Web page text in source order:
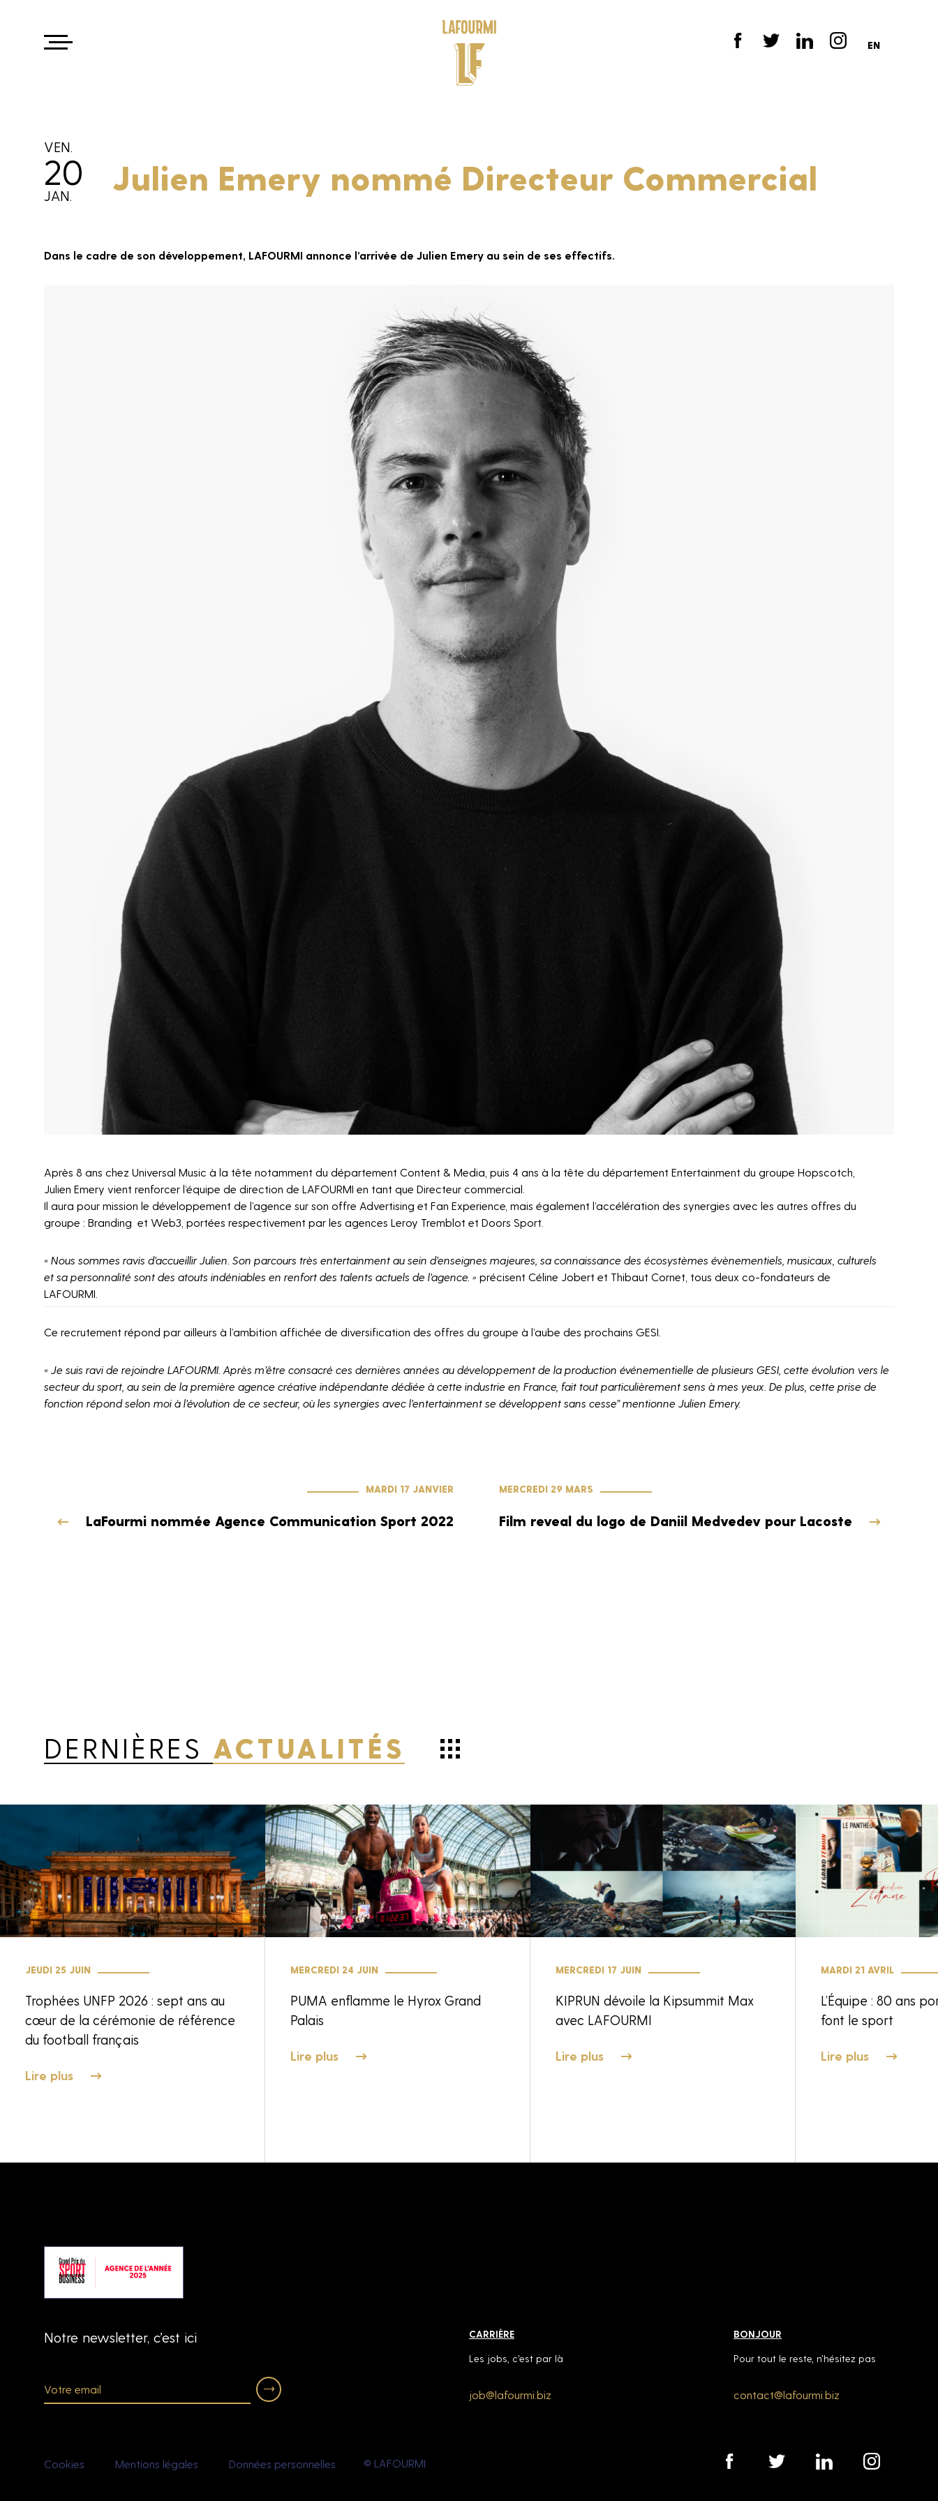
EN
VEN.
20
JAN. Julien Emery nommé Directeur Commercial
Dans le cadre de son développement, LAFOURMI annonce l’arrivée de Julien Emery au sein de ses effectifs.
Après 8 ans chez Universal Music à la tête notamment du département Content & Media, puis 4 ans à la tête du département Entertainment du groupe Hopscotch,
Julien Emery vient renforcer l’équipe de direction de LAFOURMI en tant que Directeur commercial.
Il aura pour mission le développement de l’agence sur son offre Advertising et Fan Experience, mais également l’accélération des synergies avec les autres offres du
groupe : Branding et Web3, portées respectivement par les agences Leroy Tremblot et Doors Sport.
« Nous sommes ravis d’accueillir Julien. Son parcours très entertainment au sein d’enseignes majeures, sa connaissance des écosystèmes évènementiels, musicaux, culturels
et sa personnalité sont des atouts indéniables en renfort des talents actuels de l’agence. » précisent Céline Jobert et Thibaut Cornet, tous deux co-fondateurs de
LAFOURMI.
Ce recrutement répond par ailleurs à l’ambition affichée de diversification des offres du groupe à l’aube des prochains GESI.
« Je suis ravi de rejoindre LAFOURMI. Après m’être consacré ces dernières années au développement de la production événementielle de plusieurs GESI, cette évolution vers le
secteur du sport, au sein de la première agence créative indépendante dédiée à cette industrie en France, fait tout particulièrement sens à mes yeux. De plus, cette prise de
fonction répond selon moi à l’évolution de ce secteur, où les synergies avec l’entertainment se développent sans cesse” mentionne Julien Emery.
MARDI 17 JANVIER
LaFourmi nommée Agence Communication Sport 2022
MERCREDI 29 MARS
Film reveal du logo de Daniil Medvedev pour Lacoste
DERNIÈRES ACTUALITÉS
JEUDI 25 JUIN
Trophées UNFP 2026 : sept ans au
cœur de la cérémonie de référence
du football français
Lire plus
MERCREDI 24 JUIN
PUMA enflamme le Hyrox Grand
Palais
Lire plus
MERCREDI 17 JUIN
KIPRUN dévoile la Kipsummit Max
avec LAFOURMI
Lire plus
MARDI 21 AVRIL
L’Équipe : 80 ans
font le sport
Lire plus
Notre newsletter, c’est ici CARRIÈRE
Les jobs, c’est par là
job@lafourmi.biz
BONJOUR
Pour tout le reste, n’hésitez pas
contact@lafourmi.biz
Cookies
Mentions légales
Données personnelles
© LAFOURMI
NEWSLETTER
obligatoires